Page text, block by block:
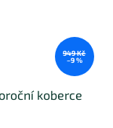
949 Kč
–9 %
koberce